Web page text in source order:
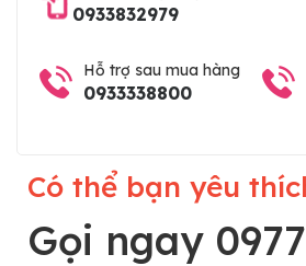
0933832979
Hỗ trợ sau mua hàng
0933338800
Có thể bạn yêu
Gọi ngay